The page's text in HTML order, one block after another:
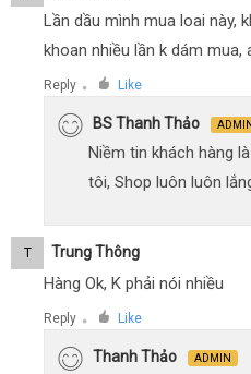
Lần dầu mình mua loai này,
khoan nhiều lần k dám
Reply ● Like
BS Thanh Thảo ADMIN
Niềm tin khách hàng
tôi, Shop luôn luôn
T Trung Thông
Hàng Ok, K phải nói nhiều
Reply ● Like
Thanh Thảo ADMIN